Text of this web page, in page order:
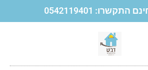
התקשרו: 0542119401